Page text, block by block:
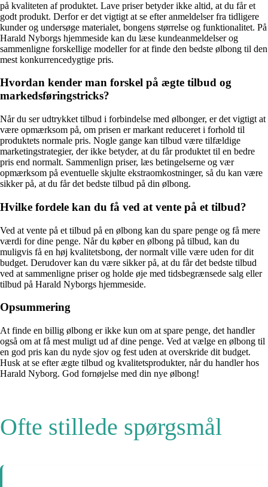
på kvaliteten af produktet. Lave priser betyder ikke altid, at du får et
godt produkt. Derfor er det vigtigt at se efter anmeldelser fra tidligere
kunder og undersøge materialet, bongens størrelse og funktionalitet. På
Harald Nyborgs hjemmeside kan du læse kundeanmeldelser og
sammenligne forskellige modeller for at finde den bedste ølbong til den
mest konkurrencedygtige pris.
Hvordan kender man forskel på ægte tilbud og
markedsføringstricks?
Når du ser udtrykket tilbud i forbindelse med ølbonger, er det vigtigt at
være opmærksom på, om prisen er markant reduceret i forhold til
produktets normale pris. Nogle gange kan tilbud være tilfældige
marketingstrategier, der ikke betyder, at du får produktet til en bedre
pris end normalt. Sammenlign priser, læs betingelserne og vær
opmærksom på eventuelle skjulte ekstraomkostninger, så du kan være
sikker på, at du får det bedste tilbud på din ølbong.
Hvilke fordele kan du få ved at vente på et tilbud?
Ved at vente på et tilbud på en ølbong kan du spare penge og få mere
værdi for dine penge. Når du køber en ølbong på tilbud, kan du
muligvis få en høj kvalitetsbong, der normalt ville være uden for dit
budget. Derudover kan du være sikker på, at du får det bedste tilbud
ved at sammenligne priser og holde øje med tidsbegrænsede salg eller
tilbud på Harald Nyborgs hjemmeside.
Opsummering
At finde en billig ølbong er ikke kun om at spare penge, det handler
også om at få mest muligt ud af dine penge. Ved at vælge en ølbong til
en god pris kan du nyde sjov og fest uden at overskride dit budget.
Husk at se efter ægte tilbud og kvalitetsprodukter, når du handler hos
Harald Nyborg. God fornøjelse med din nye ølbong!
Ofte stillede spørgsmål